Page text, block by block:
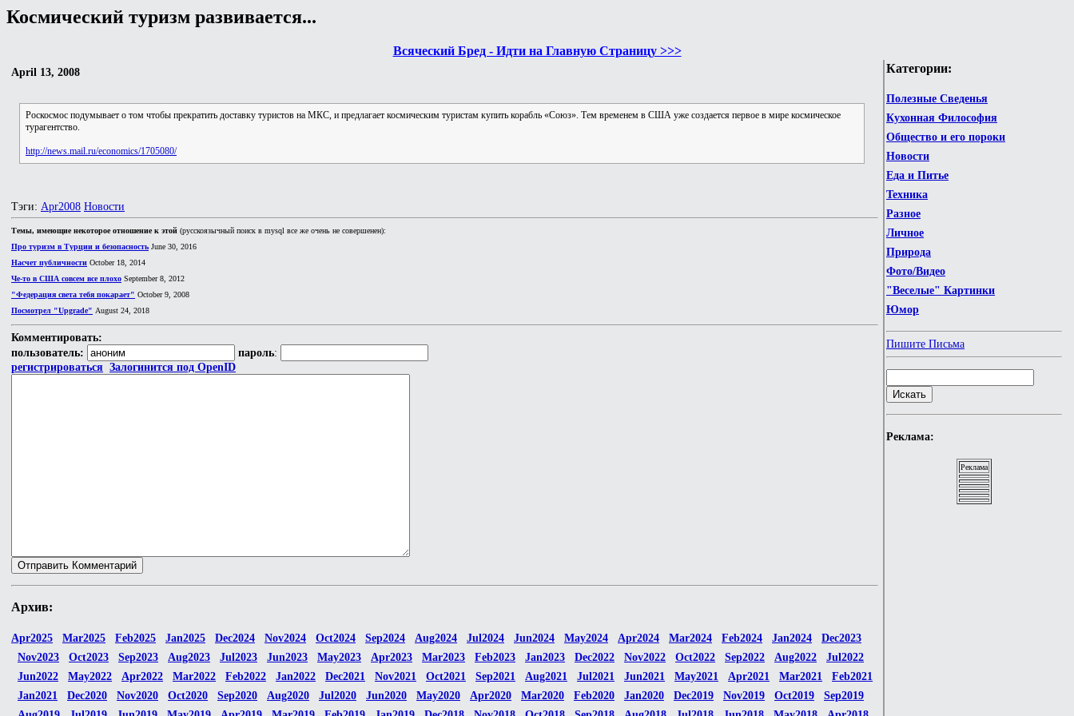
Космический туризм развивается...
Всяческий Бред - Идти на Главную Страницу >>>
Категории:
Полезные Сведенья
Кухонная Философия
Общество и его пороки
Новости
Еда и Питье
Техника
Разное
Личное
Природа
Фото/Видео
"Веселые" Картинки
Юмор
Пишите Письма
Реклама:
Реклама
April 13, 2008
Роскосмос подумывает о том чтобы прекратить доставку туристов на МКС, и предлагает космическим туристам купить корабль «Союз». Тем временем в США уже создается первое в мире космическое
турагентство.
http://news.mail.ru/economics/1705080/
Тэги: Apr2008 Новости
Темы, имеющие некоторое отношение к этой (русскоязычный поиск в mysql все же очень не совершенен):
Про туризм в Турции и безопасность June 30, 2016
Насчет публичности October 18, 2014
Че-то в США совсем все плохо September 8, 2012
"Федерация света тебя покарает" October 9, 2008
Посмотрел "Upgrade" August 24, 2018
Комментировать:
пользователь:
пароль:
регистрироваться Залогинится под OpenID
Архив:
Apr2025 Mar2025 Feb2025 Jan2025 Dec2024 Nov2024 Oct2024 Sep2024 Aug2024 Jul2024 Jun2024 May2024 Apr2024 Mar2024 Feb2024 Jan2024
Dec2023
Nov2023
Oct2023 Sep2023 Aug2023 Jul2023 Jun2023 May2023 Apr2023 Mar2023 Feb2023 Jan2023 Dec2022 Nov2022 Oct2022 Sep2022 Aug2022
Jul2022
Jun2022
May2022 Apr2022 Mar2022 Feb2022 Jan2022 Dec2021 Nov2021 Oct2021 Sep2021 Aug2021 Jul2021 Jun2021 May2021 Apr2021 Mar2021
Feb2021
Jan2021
Dec2020 Nov2020 Oct2020 Sep2020 Aug2020 Jul2020 Jun2020 May2020 Apr2020 Mar2020 Feb2020 Jan2020 Dec2019 Nov2019 Oct2019
Sep2019